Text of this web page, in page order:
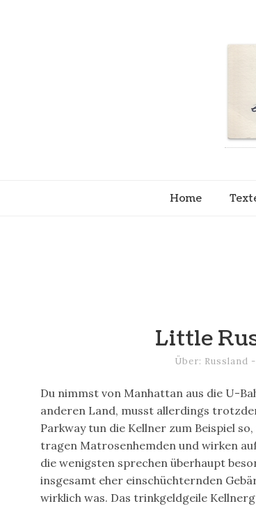
Home
Little
Über: Russland
Du nimmst von Manhattan aus die U-
anderen Land, musst allerdings
Parkway tun die Kellner zum Beispiel
tragen Matrosenhemden und wirken
die wenigsten sprechen überhaupt
insgesamt eher einschüchternden
wirklich was. Das trinkgeldgeile